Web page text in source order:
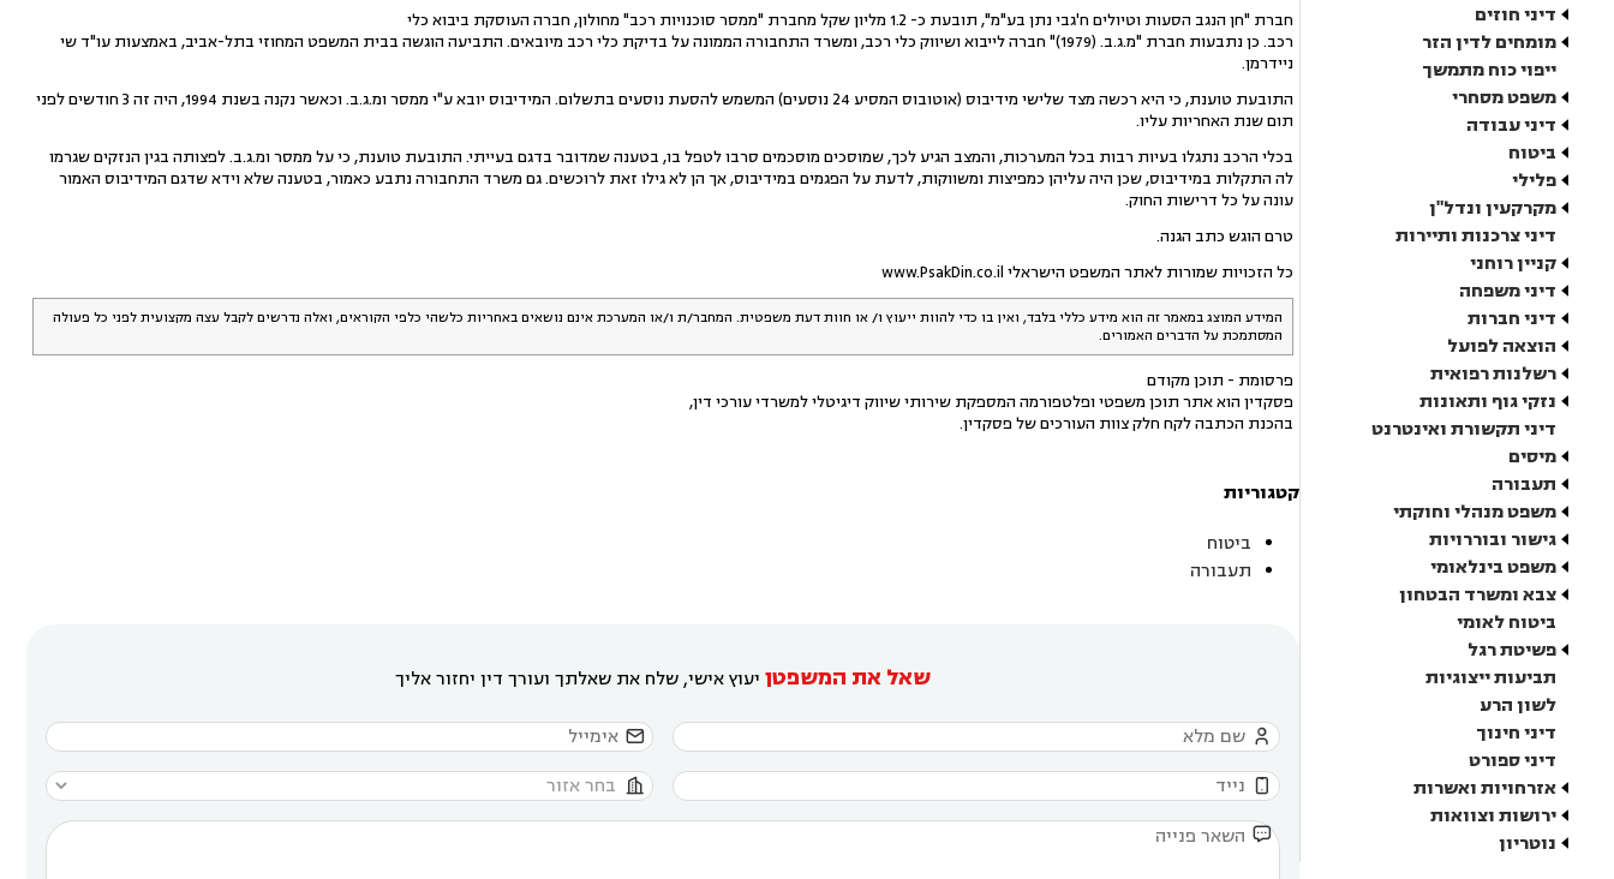
דיני חוזים
מומחים לדין הזר
ייפוי כוח מתמשך
משפט מסחרי
דיני עבודה
ביטוח
פלילי
מקרקעין ונדל"ן
דיני צרכנות ותיירות
קניין רוחני
דיני משפחה
דיני חברות
הוצאה לפועל
רשלנות רפואית
נזקי גוף ותאונות
דיני תקשורת ואינטרנט
מיסים
תעבורה
משפט מנהלי וחוקתי
גישור ובוררויות
משפט בינלאומי
צבא ומשרד הבטחון
ביטוח לאומי
פשיטת רגל
תביעות ייצוגיות
לשון הרע
דיני חינוך
דיני ספורט
אזרחויות ואשרות
ירושות וצוואות
נוטריון
חברת "חן הנגב הסעות וטיולים ח'גבי נתן בע"מ", תובעת כ- 1.2 מליון שקל מחברת "ממסר סוכנויות רכב" מחולון, חברה העוסקת ביבוא כלי
רכב. כן נתבעות חברת "מ.ג.ב. (1979)" חברה לייבוא ושיווק כלי רכב, ומשרד התחבורה הממונה על בדיקת כלי רכב מיובאים. התביעה הוגשה בבית המשפט המחוזי בתל-אביב, באמצעות עו"ד שי
ניידרמן.
התובעת טוענת, כי היא רכשה מצד שלישי מידיבוס (אוטובוס המסיע 24 נוסעים) המשמש להסעת נוסעים בתשלום. המידיבוס יובא ע"י ממסר ומ.ג.ב. וכאשר נקנה בשנת 1994, היה זה 3 חודשים לפני
תום שנת האחריות עליו.
בכלי הרכב נתגלו בעיות רבות בכל המערכות, והמצב הגיע לכך, שמוסכים מוסכמים סרבו לטפל בו, בטענה שמדובר בדגם בעייתי. התובעת טוענת, כי על ממסר ומ.ג.ב. לפצותה בגין הנזקים שגרמו
לה התקלות במידיבוס, שכן היה עליהן כמפיצות ומשווקות, לדעת על הפגמים במידיבוס, אך הן לא גילו זאת לרוכשים. גם משרד התחבורה נתבע כאמור, בטענה שלא וידא שדגם המידיבוס האמור
עונה על כל דרישות החוק.
טרם הוגש כתב הגנה.
כל הזכויות שמורות לאתר המשפט הישראלי www.PsakDin.co.il
המידע המוצג במאמר זה הוא מידע כללי בלבד, ואין בו כדי להוות ייעוץ ו/ או חוות דעת משפטית. המחבר/ת ו/או המערכת אינם נושאים באחריות כלשהי כלפי הקוראים, ואלה נדרשים לקבל עצה מקצועית לפני כל פעולה
המסתמכת על הדברים האמורים.
פרסומת - תוכן מקודם
פסקדין הוא אתר תוכן משפטי ופלטפורמה המספקת שירותי שיווק דיגיטלי למשרדי עורכי דין,
בהכנת הכתבה לקח חלק צוות העורכים של פסקדין.
קטגוריות
ביטוח
תעבורה
שאל את המשפטן יעוץ אישי, שלח את שאלתך ועורך דין יחזור אליך




